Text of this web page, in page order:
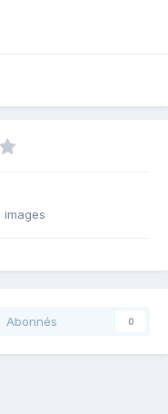
images
Abonnés 0